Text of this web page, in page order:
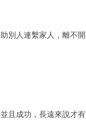
別人連繫家人，離不開
且成功，長遠來說才有